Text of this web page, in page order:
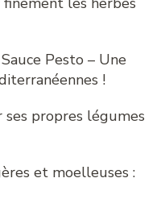
Pesto – Une
!
propres légumes
et moelleuses :